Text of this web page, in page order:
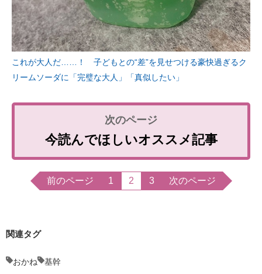
これが大人だ……！ 子どもとの“差”を見せつける豪快過ぎるク
リームソーダに「完璧な大人」「真似したい」
今読んでほしいオススメ記事
前のページ 1 2 3 次のページ
関連タグ
おかね 基幹